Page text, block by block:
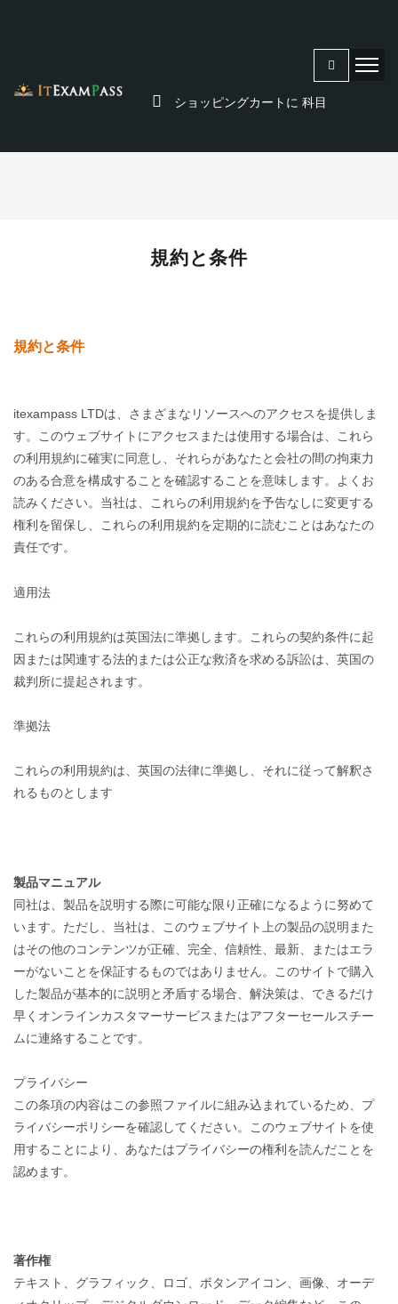
ショッピングカートに 科目
規約と条件
規約と条件
itexampass LTDは、さまざまなリソースへのアクセスを提供しま
す。このウェブサイトにアクセスまたは使用する場合は、これら
の利用規約に確実に同意し、それらがあなたと会社の間の拘束力
のある合意を構成することを確認することを意味します。よくお
読みください。当社は、これらの利用規約を予告なしに変更する
権利を留保し、これらの利用規約を定期的に読むことはあなたの
責任です。
適用法
これらの利用規約は英国法に準拠します。これらの契約条件に起
因または関連する法的または公正な救済を求める訴訟は、英国の
裁判所に提起されます。
準拠法
これらの利用規約は、英国の法律に準拠し、それに従って解釈さ
れるものとします
製品マニュアル
同社は、製品を説明する際に可能な限り正確になるように努めて
います。ただし、当社は、このウェブサイト上の製品の説明また
はその他のコンテンツが正確、完全、信頼性、最新、またはエラ
ーがないことを保証するものではありません。このサイトで購入
した製品が基本的に説明と矛盾する場合、解決策は、できるだけ
早くオンラインカスタマーサービスまたはアフターセールスチー
ムに連絡することです。
プライバシー
この条項の内容はこの参照ファイルに組み込まれているため、プ
ライバシーポリシーを確認してください。このウェブサイトを使
用することにより、あなたはプライバシーの権利を読んだことを
認めます。
著作権
テキスト、グラフィック、ロゴ、ボタンアイコン、画像、オーデ